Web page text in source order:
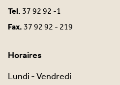
Tel.37 92 92 -1
Fax.37 92 92 - 219
Horaires
Lundi - Vendredi